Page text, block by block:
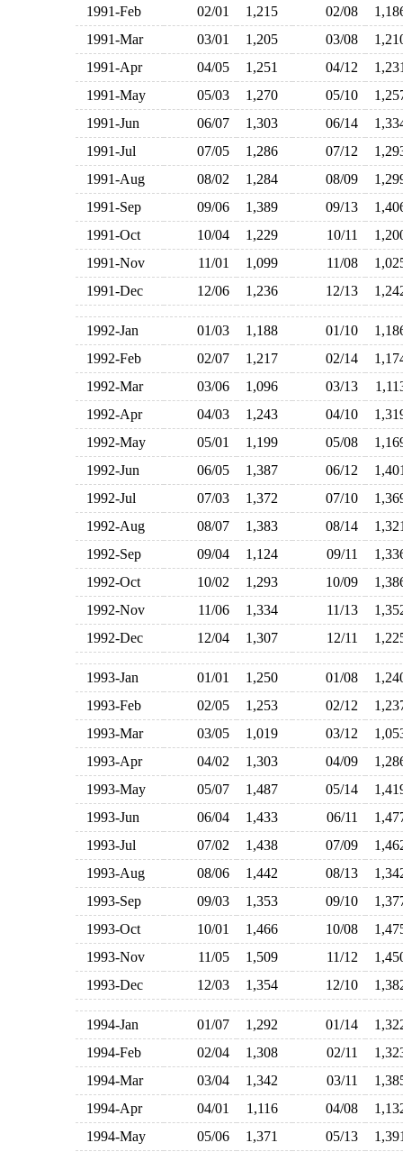
1991-Feb
02/01 1,215 02/08
1991-Mar
03/01 1,205 03/08
1991-Apr
04/05 1,251 04/12
1991-May
05/03 1,270 05/10
1991-Jun
06/07 1,303 06/14
1991-Jul
07/05 1,286 07/12
1991-Aug
08/02 1,284 08/09
1991-Sep
09/06 1,389 09/13
1991-Oct
10/04 1,229 10/11
1991-Nov
11/01 1,099 11/08
1991-Dec
12/06 1,236 12/13
1992-Jan 01/03 1,188 01/10
1992-Feb
02/07 1,217 02/14
1992-Mar
03/06 1,096 03/13
1992-Apr
04/03 1,243 04/10
1992-May
05/01 1,199 05/08
1992-Jun
06/05 1,387 06/12
1992-Jul
07/03 1,372 07/10
1992-Aug
08/07 1,383 08/14
1992-Sep
09/04 1,124 09/11
1992-Oct
10/02 1,293 10/09
1992-Nov
11/06 1,334 11/13
1992-Dec
12/04 1,307 12/11
1993-Jan 01/01 1,250 01/08
1993-Feb
02/05 1,253 02/12
1993-Mar
03/05 1,019 03/12
1993-Apr
04/02 1,303 04/09
1993-May
05/07 1,487 05/14
1993-Jun
06/04 1,433 06/11
1993-Jul
07/02 1,438 07/09
1993-Aug
08/06 1,442 08/13
1993-Sep
09/03 1,353 09/10
1993-Oct
10/01 1,466 10/08
1993-Nov
11/05 1,509 11/12
1993-Dec
12/03 1,354 12/10
1994-Jan 01/07 1,292 01/14
1994-Feb
02/04 1,308 02/11
1994-Mar
03/04 1,342 03/11
1994-Apr
04/01 1,116 04/08
1994-May
05/06 1,371 05/13